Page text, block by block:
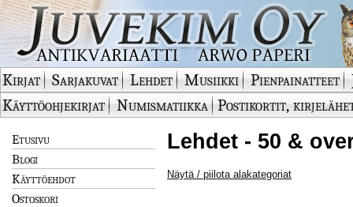
Kirjat Sarjakuvat Lehdet Musiikki Pienpainatteet
Käyttöohjekirjat
Numismatiikka Postikortit,
Etusivu
Blogi
Käyttöehdot
Ostoskori
Lehdet - 50 &
Näytä / piilota alakategoriat